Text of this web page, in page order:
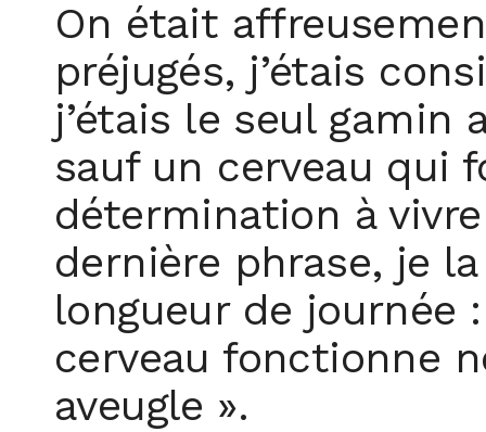
On était
préjugés, j’étais
j’étais le seul gamin
sauf un cerveau qui
détermination à
dernière phrase, je
longueur de journée
cerveau fonctionne
aveugle ».